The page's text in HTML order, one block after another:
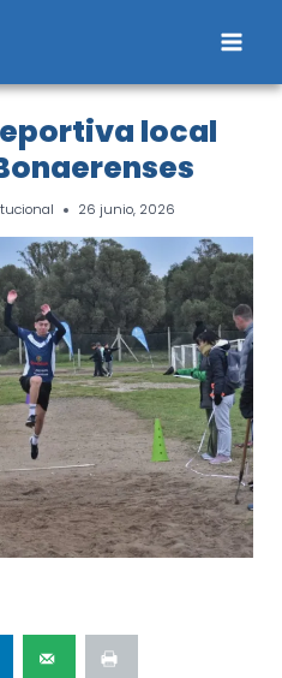
local
26 junio, 2026